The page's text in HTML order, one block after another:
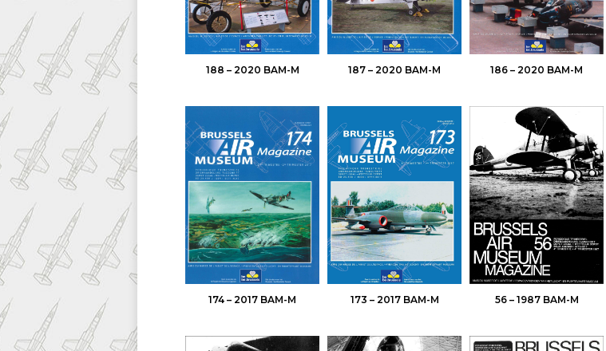
188 – 2020 BAM-M 187 – 2020 BAM-M 186 – 2020 BAM-M
174 – 2017 BAM-M 173 – 2017 BAM-M 56 – 1987 BAM-M